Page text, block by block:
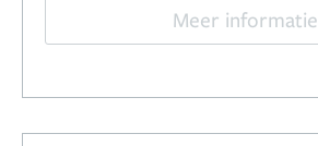
Meer informatie